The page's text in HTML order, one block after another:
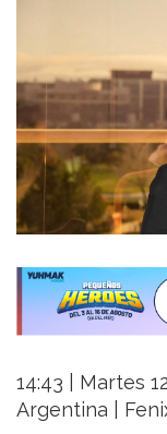
14:43 | Martes
Argentina |